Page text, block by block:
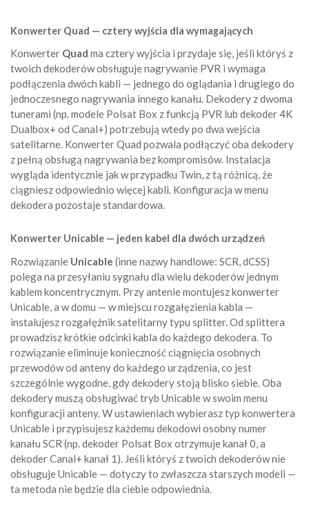
Konwerter Quad — cztery wyjścia dla wymagających
Konwerter Quad ma cztery wyjścia i przydaje się, jeśli któryś z
twoich dekoderów obsługuje nagrywanie PVR i wymaga
podłączenia dwóch kabli — jednego do oglądania i drugiego do
jednoczesnego nagrywania innego kanału. Dekodery z dwoma
tunerami (np. modele Polsat Box z funkcją PVR lub dekoder 4K
Dualbox+ od Canal+) potrzebują wtedy po dwa wejścia
satelitarne. Konwerter Quad pozwala podłączyć oba dekodery
z pełną obsługą nagrywania bez kompromisów. Instalacja
wygląda identycznie jak w przypadku Twin, z tą różnicą, że
ciągniesz odpowiednio więcej kabli. Konfiguracja w menu
dekodera pozostaje standardowa.
Konwerter Unicable — jeden kabel dla dwóch urządzeń
Rozwiązanie Unicable (inne nazwy handlowe: SCR, dCSS)
polega na przesyłaniu sygnału dla wielu dekoderów jednym
kablem koncentrycznym. Przy antenie montujesz konwerter
Unicable, a w domu — w miejscu rozgałęzienia kabla —
instalujesz rozgałęźnik satelitarny typu splitter. Od splittera
prowadzisz krótkie odcinki kabla do każdego dekodera. To
rozwiązanie eliminuje konieczność ciągnięcia osobnych
przewodów od anteny do każdego urządzenia, co jest
szczególnie wygodne, gdy dekodery stoją blisko siebie. Oba
dekodery muszą obsługiwać tryb Unicable w swoim menu
konfiguracji anteny. W ustawieniach wybierasz typ konwertera
Unicable i przypisujesz każdemu dekodowi osobny numer
kanału SCR (np. dekoder Polsat Box otrzymuje kanał 0, a
dekoder Canal+ kanał 1). Jeśli któryś z twoich dekoderów nie
obsługuje Unicable — dotyczy to zwłaszcza starszych modeli —
ta metoda nie będzie dla ciebie odpowiednia.